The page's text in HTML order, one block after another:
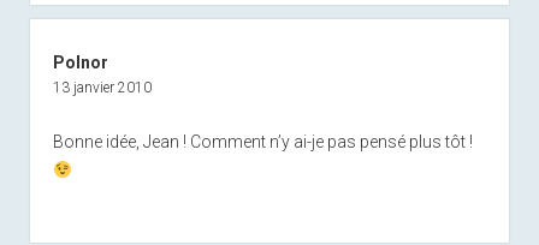
Polnor
13 janvier 2010
Bonne idée, Jean ! Comment n’y ai-je pas pensé plus tôt !